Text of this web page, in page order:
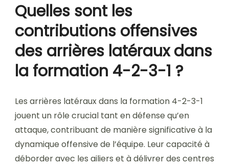
Quelles sont les
contributions offensives
des arrières latéraux dans
la formation 4-2-3-1 ?
Les arrières latéraux dans la formation 4-2-3-1
jouent un rôle crucial tant en défense qu’en
attaque, contribuant de manière significative à la
dynamique offensive de l’équipe. Leur capacité à
déborder avec les ailiers et à délivrer des centres